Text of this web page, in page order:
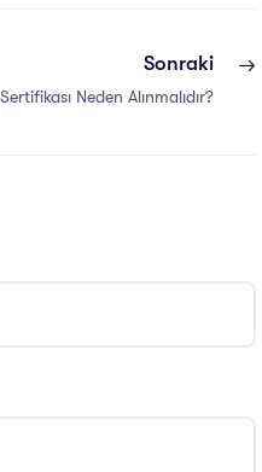
Sonraki
Neden Alınmalıdır?